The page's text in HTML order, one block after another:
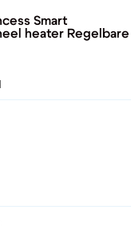
Smart
heater Regelbare